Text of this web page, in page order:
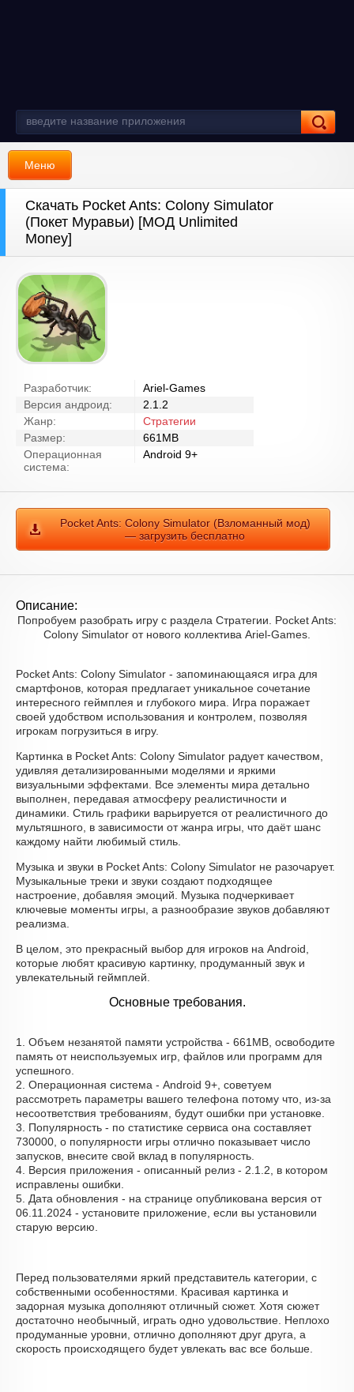
Меню
Скачать Pocket Ants: Colony Simulator
(Покет Муравьи) [МОД Unlimited
Money]
Разработчик:
Ariel-Games
Версия андроид:
2.1.2
Жанр:
Стратегии
Размер:
661MB
Операционная
система:
Android 9+
Pocket Ants: Colony Simulator (Взломанный мод)
— загрузить бесплатно
Описание:
Попробуем разобрать игру с раздела Стратегии. Pocket Ants:
Colony Simulator от нового коллектива Ariel-Games.
Pocket Ants: Colony Simulator - запоминающаяся игра для
смартфонов, которая предлагает уникальное сочетание
интересного геймплея и глубокого мира. Игра поражает
своей удобством использования и контролем, позволяя
игрокам погрузиться в игру.
Картинка в Pocket Ants: Colony Simulator радует качеством,
удивляя детализированными моделями и яркими
визуальными эффектами. Все элементы мира детально
выполнен, передавая атмосферу реалистичности и
динамики. Стиль графики варьируется от реалистичного до
мультяшного, в зависимости от жанра игры, что даёт шанс
каждому найти любимый стиль.
Музыка и звуки в Pocket Ants: Colony Simulator не разочарует.
Музыкальные треки и звуки создают подходящее
настроение, добавляя эмоций. Музыка подчеркивает
ключевые моменты игры, а разнообразие звуков добавляют
реализма.
В целом, это прекрасный выбор для игроков на Android,
которые любят красивую картинку, продуманный звук и
увлекательный геймплей.
Основные требования.
1. Объем незанятой памяти устройства - 661MB, освободите
память от неиспользуемых игр, файлов или программ для
успешного.
2. Операционная система - Android 9+, советуем
рассмотреть параметры вашего телефона потому что, из-за
несоответствия требованиям, будут ошибки при установке.
3. Популярность - по статистике сервиса она составляет
730000, о популярности игры отлично показывает число
запусков, внесите свой вклад в популярность.
4. Версия приложения - описанный релиз - 2.1.2, в котором
исправлены ошибки.
5. Дата обновления - на странице опубликована версия от
06.11.2024 - установите приложение, если вы установили
старую версию.
Перед пользователями яркий представитель категории, с
собственными особенностями. Красивая картинка и
задорная музыка дополняют отличный сюжет. Хотя сюжет
достаточно необычный, играть одно удовольствие. Неплохо
продуманные уровни, отлично дополняют друг друга, а
скорость происходящего будет увлекать вас все больше.